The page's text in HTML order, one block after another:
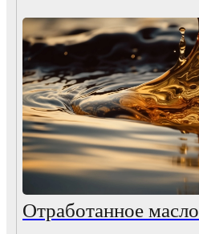
Отработанное масло